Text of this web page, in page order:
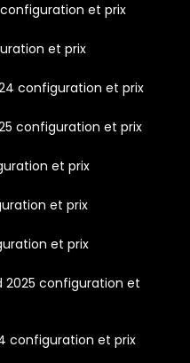
et prix
et prix
configuration et prix
configuration et prix
et prix
et prix
et prix
2025 configuration et
configuration et prix